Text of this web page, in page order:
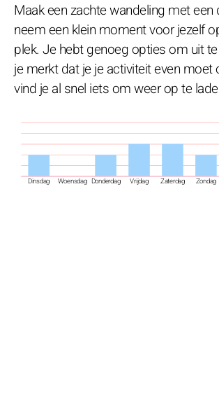
Dinsdag Woensdag Donderdag Vrijdag Zaterdag Zondag
Maak een zachte wandeling met een
neem een klein moment voor jezelf
plek. Je hebt genoeg opties om uit
je merkt dat je je activiteit even moet
vind je al snel iets om weer op te